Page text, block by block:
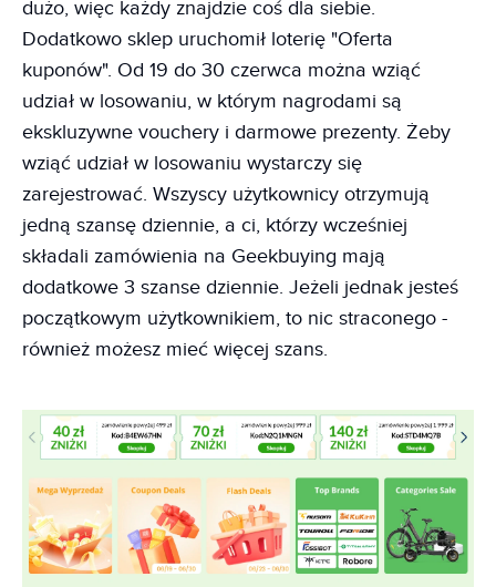
dużo, więc każdy znajdzie coś dla siebie.
Dodatkowo sklep uruchomił loterię "Oferta
kuponów". Od 19 do 30 czerwca można wziąć
udział w losowaniu, w którym nagrodami są
ekskluzywne vouchery i darmowe prezenty. Żeby
wziąć udział w losowaniu wystarczy się
zarejestrować. Wszyscy użytkownicy otrzymują
jedną szansę dziennie, a ci, którzy wcześniej
składali zamówienia na Geekbuying mają
dodatkowe 3 szanse dziennie. Jeżeli jednak jesteś
początkowym użytkownikiem, to nic straconego -
również możesz mieć więcej szans.